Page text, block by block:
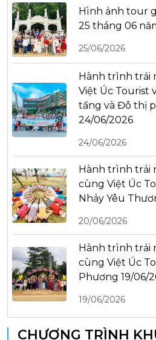
Hình ảnh tour
25 tháng 06
25/06/2026
Hành trình trải
Việt Úc Tourist
tầng và Đô thị
24/06/2026
24/06/2026
Hành trình trải
cùng Việt Úc
Nhảy Yêu
20/06/2026
Hành trình trải
cùng Việt Úc
Phương 19/06/
19/06/2026
CHƯƠNG TRÌNH